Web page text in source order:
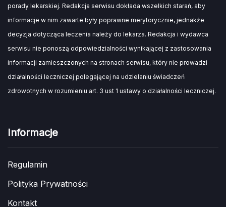
porady lekarskiej. Redakcja serwisu dokłada wszelkich starań, aby
informacje w nim zawarte były poprawne merytorycznie, jednakże
decyzja dotycząca leczenia należy do lekarza. Redakcja i wydawca
serwisu nie ponoszą odpowiedzialności wynikającej z zastosowania
informacji zamieszczonych na stronach serwisu, który nie prowadzi
działalności leczniczej polegającej na udzielaniu świadczeń
zdrowotnych w rozumieniu art. 3 ust 1 ustawy o działalności leczniczej.
Informacje
Regulamin
Polityka Prywatności
Kontakt